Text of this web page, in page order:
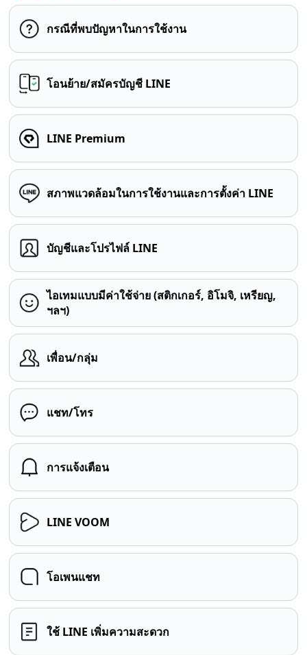
กรณีที่พบปัญหาในการใช้งาน
โอนย้าย/สมัครบัญชี LINE
LINE Premium
สภาพแวดล้อมในการใช้งานและการตั้งค่า LINE
บัญชีและโปรไฟล์ LINE
ไอเทมแบบมีค่าใช้จ่าย (สติกเกอร์, อิโมจิ, เหรียญ,
ฯลฯ)
เพื่อน/กลุ่ม
แชท/โทร
การแจ้งเตือน
LINE VOOM
โอเพนแชท
ใช้ LINE เพิ่มความสะดวก